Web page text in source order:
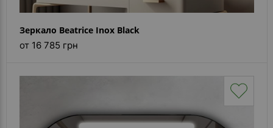
Зеркало Beatrice Inox Black
от 16 785 грн